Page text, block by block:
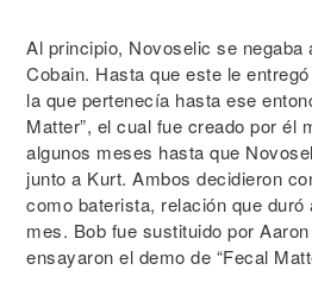
Al principio, Novoselic se negaba
Cobain. Hasta que este le
la que pertenecía hasta ese
Matter”, el cual fue creado por él
algunos meses hasta que
junto a Kurt. Ambos decidieron
como baterista, relación que
mes. Bob fue sustituido por
ensayaron el demo de “Fecal